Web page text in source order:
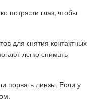
потрясти глаз, чтобы
для снятия контактных
легко снимать
порвать линзы. Если у